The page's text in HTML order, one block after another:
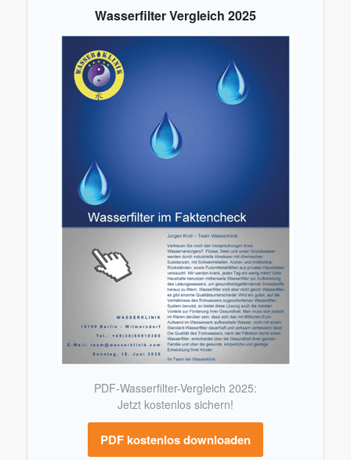
Wasserfilter Vergleich 2025
PDF-Wasserfilter-Vergleich 2025:
Jetzt kostenlos sichern!
PDF kostenlos downloaden